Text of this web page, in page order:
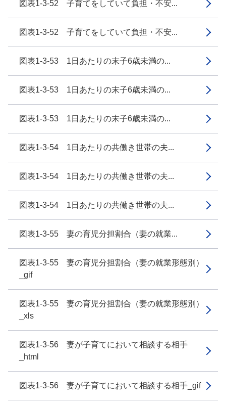
図表1-3-52 子育てをしていて負担・不安...
図表1-3-52 子育てをしていて負担・不安...
図表1-3-53 1日あたりの末子6歳未満の...
図表1-3-53 1日あたりの末子6歳未満の...
図表1-3-53 1日あたりの末子6歳未満の...
図表1-3-54 1日あたりの共働き世帯の夫...
図表1-3-54 1日あたりの共働き世帯の夫...
図表1-3-54 1日あたりの共働き世帯の夫...
図表1-3-55 妻の育児分担割合（妻の就業...
図表1-3-55 妻の育児分担割合（妻の就業形態別）
_gif
図表1-3-55 妻の育児分担割合（妻の就業形態別）
_xls
図表1-3-56 妻が子育てにおいて相談する相手
_html
図表1-3-56 妻が子育てにおいて相談する相手_gif